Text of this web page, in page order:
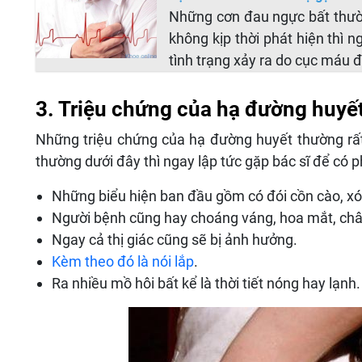
Những cơn đau ngực bất
không kịp thời phát hiện thì
tình trạng xảy ra do cục máu
3. Triệu chứng của hạ đường
Những triệu chứng của hạ đường huyết thường
thường dưới đây thì ngay lập tức gặp bác sĩ để có
Những biểu hiện ban đầu gồm có đói cồn cào,
Người bệnh cũng hay choáng váng, hoa mắt,
Ngay cả thị giác cũng sẽ bị ảnh hưởng.
Kèm theo đó là nói lắp.
Ra nhiều mồ hôi bất kể là thời tiết nóng hay lạnh.